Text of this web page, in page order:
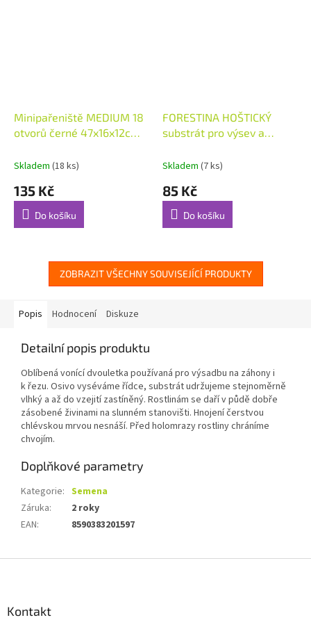
Minipařeniště MEDIUM 18
otvorů černé 47x16x12cm
Skladem (18 ks)
135 Kč
Do košíku
FORESTINA HOŠTICKÝ
substrát pro výsev a
Skladem (7 ks)
85 Kč
Do košíku
ZOBRAZIT VŠECHNY SOUVISEJÍCÍ PRODUKTY
Popis Hodnocení Diskuze
Detailní popis produktu
Oblíbená vonící dvouletka používaná pro výsadbu na záhony i
k řezu. Osivo vyséváme řídce, substrát udržujeme stejnoměrně
vlhký a až do vzejití zastíněný. Rostlinám se daří v půdě dobře
zásobené živinami na slunném stanovišti. Hnojení čerstvou
chlévskou mrvou nesnáší. Před holomrazy rostliny chráníme
chvojím.
Doplňkové parametry
Kategorie: Semena
Záruka:
2 roky
EAN: 8590383201597
Kontakt